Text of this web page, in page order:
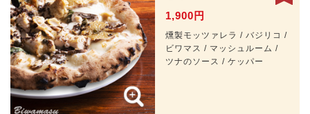
1,900円
燻製モッツァレラ / バジリコ /
ビワマス / マッシュルーム /
ツナのソース / ケッパー